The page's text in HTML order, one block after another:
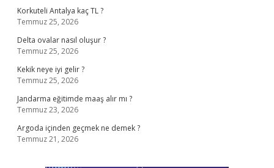
Korkuteli Antalya kaç TL ?
Temmuz 25, 2026
Delta ovalar nasıl oluşur ?
Temmuz 25, 2026
Kekik neye iyi gelir ?
Temmuz 25, 2026
Jandarma eğitimde maaş alır mı ?
Temmuz 23, 2026
Argoda içinden geçmek ne demek ?
Temmuz 21, 2026